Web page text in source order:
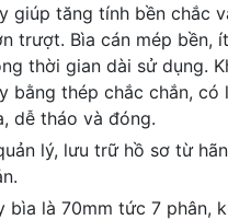
giúp tăng tính bền chắc
trượt. Bìa cán mép bền,
thời gian dài sử dụng.
bằng thép chắc chắn, có
dễ tháo và đóng.
lý, lưu trữ hồ sơ từ
là 70mm tức 7 phân,